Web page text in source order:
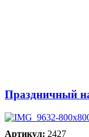
Праздничный
Артикул: 2427